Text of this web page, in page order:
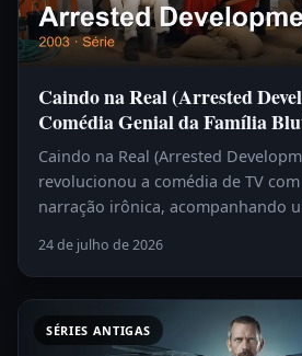
Caindo na Real (Arrested
Comédia Genial da Família
Caindo na Real (Arrested
revolucionou a comédia de TV
narração irônica, acompanhando
24 de julho de 2026
SÉRIES ANTIGAS